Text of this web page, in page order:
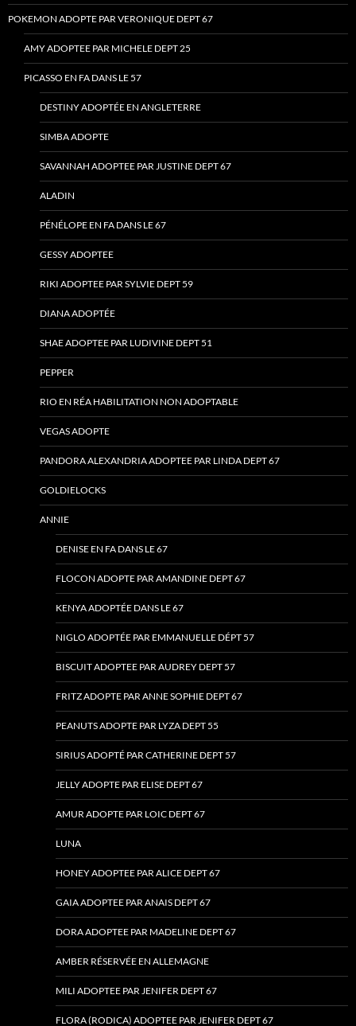
POKEMON ADOPTE PAR VERONIQUE DEPT 67
AMY ADOPTEE PAR MICHELE DEPT 25
PICASSO EN FA DANS LE 57
DESTINY ADOPTÉE EN ANGLETERRE
SIMBA ADOPTE
SAVANNAH ADOPTEE PAR JUSTINE DEPT 67
ALADIN
PÉNÉLOPE EN FA DANS LE 67
GESSY ADOPTEE
RIKI ADOPTEE PAR SYLVIE DEPT 59
DIANA ADOPTÉE
SHAE ADOPTEE PAR LUDIVINE DEPT 51
PEPPER
RIO EN RÉA HABILITATION NON ADOPTABLE
VEGAS ADOPTE
PANDORA ALEXANDRIA ADOPTEE PAR LINDA DEPT 67
GOLDIELOCKS
ANNIE
DENISE EN FA DANS LE 67
FLOCON ADOPTE PAR AMANDINE DEPT 67
KENYA ADOPTÉE DANS LE 67
NIGLO ADOPTÉE PAR EMMANUELLE DÉPT 57
BISCUIT ADOPTEE PAR AUDREY DEPT 57
FRITZ ADOPTE PAR ANNE SOPHIE DEPT 67
PEANUTS ADOPTE PAR LYZA DEPT 55
SIRIUS ADOPTÉ PAR CATHERINE DEPT 57
JELLY ADOPTE PAR ELISE DEPT 67
AMUR ADOPTE PAR LOIC DEPT 67
LUNA
HONEY ADOPTEE PAR ALICE DEPT 67
GAIA ADOPTEE PAR ANAIS DEPT 67
DORA ADOPTEE PAR MADELINE DEPT 67
AMBER RÉSERVÉE EN ALLEMAGNE
MILI ADOPTEE PAR JENIFER DEPT 67
FLORA (RODICA) ADOPTEE PAR JENIFER DEPT 67